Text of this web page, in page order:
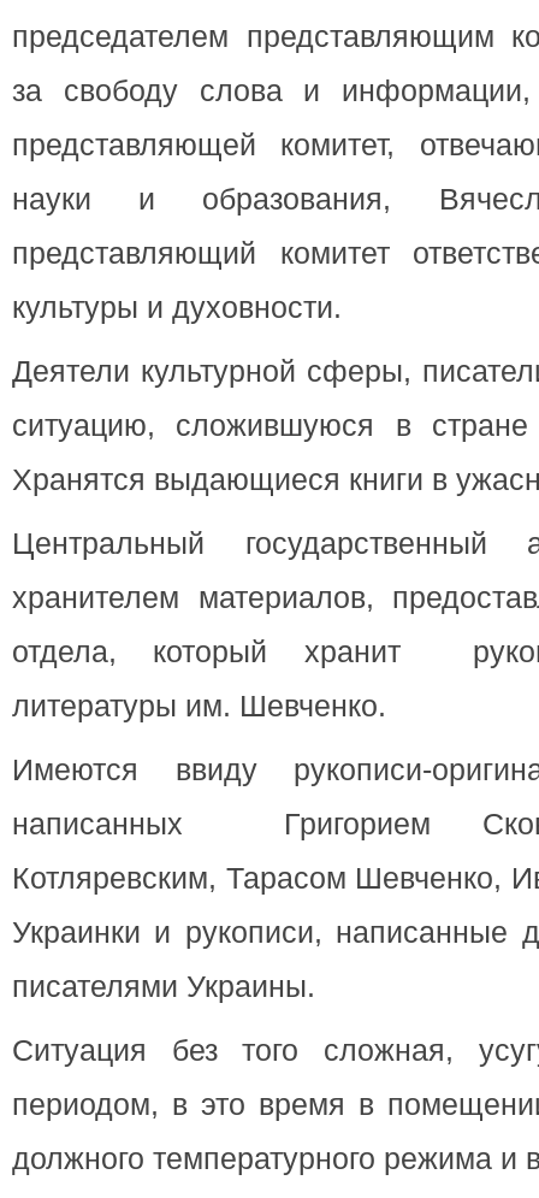
председателем представляющим
за свободу слова и
представляющей комитет,
науки и образования,
представляющий комитет
культуры и духовности.
Деятели культурной сферы,
ситуацию, сложившуюся в стране
Хранятся выдающиеся книги в
Центральный
хранителем материалов,
отдела, который хранит
литературы им. Шевченко.
Имеются ввиду рукописи-
написанных Григорием
Котляревским, Тарасом Шевченко,
Украинки и рукописи, написанные
писателями Украины.
Ситуация без того сложная,
периодом, в это время в
должного температурного режима и